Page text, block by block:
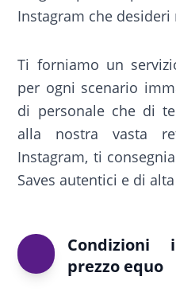
Instagram che
Ti forniamo un
per ogni scenario
di personale che di
alla nostra vasta
Instagram, ti
Saves autentici e di
prezzo equo